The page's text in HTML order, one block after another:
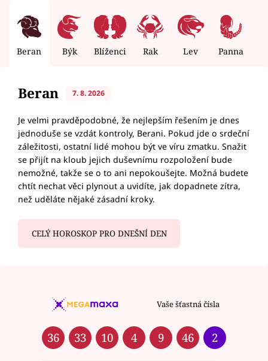
Beran Býk Blíženci Rak Lev Panna
Beran 7. 8. 2026
Je velmi pravděpodobné, že nejlepším řešením je dnes
jednoduše se vzdát kontroly, Berani. Pokud jde o srdeční
záležitosti, ostatní lidé mohou být ve víru zmatku. Snažit
se přijít na kloub jejich duševnímu rozpoložení bude
nemožné, takže se o to ani nepokoušejte. Možná budete
chtít nechat věci plynout a uvidíte, jak dopadnete zítra,
než uděláte nějaké zásadní kroky.
CELÝ HOROSKOP PRO DNEŠNÍ DEN
Vaše šťastná čísla
36 33 10 4 9 46 2